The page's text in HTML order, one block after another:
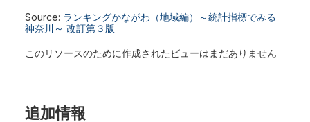
Source: ランキングかながわ（地域編）～統計指標でみる
神奈川～ 改訂第３版
このリソースのために作成されたビューはまだありません
追加情報